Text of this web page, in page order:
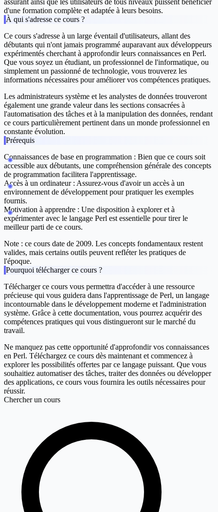
assurant ainsi que les utilisateurs de tous niveaux puissent bénéficier
d'une formation complète et adaptée à leurs besoins.
À qui s'adresse ce cours ?
Ce cours s'adresse à un large éventail d'utilisateurs, allant des
débutants qui n'ont jamais programmé auparavant aux développeurs
expérimentés cherchant à approfondir leurs connaissances en Perl.
Que vous soyez un étudiant, un professionnel de l'informatique, ou
simplement un passionné de technologie, vous trouverez les
informations nécessaires pour améliorer vos compétences pratiques.
Les administrateurs système et les analystes de données trouveront
également une grande valeur dans les sections consacrées à
l'automatisation des tâches et à la manipulation des données, rendant
ce cours particulièrement pertinent dans un monde professionnel en
constante évolution.
Prérequis
Connaissances de base en programmation : Bien que ce cours soit
accessible aux débutants, une compréhension générale des concepts
de programmation facilitera l'apprentissage.
Accès à un ordinateur : Assurez-vous d'avoir un accès à un
environnement de développement pour pratiquer les exemples
fournis.
Motivation à apprendre : Une disposition à explorer et à
expérimenter avec le langage Perl est essentielle pour tirer le
meilleur parti de ce cours.
Note : ce cours date de 2009. Les concepts fondamentaux restent
valides, mais certains outils peuvent refléter les pratiques de
l'époque.
Pourquoi télécharger ce cours ?
Télécharger ce cours vous permettra d'accéder à une ressource
précieuse qui vous guidera dans l'apprentissage de Perl, un langage
incontournable dans le développement moderne et l'administration
système. Grâce à cette documentation, vous pourrez acquérir des
compétences pratiques qui vous distingueront sur le marché du
travail.
Ne manquez pas cette opportunité d'approfondir vos connaissances
en Perl. Téléchargez ce cours dès maintenant et commencez à
explorer les possibilités offertes par ce langage puissant. Que vous
souhaitiez automatiser des tâches, traiter des données ou développer
des applications, ce cours vous fournira les outils nécessaires pour
réussir.
Chercher un cours